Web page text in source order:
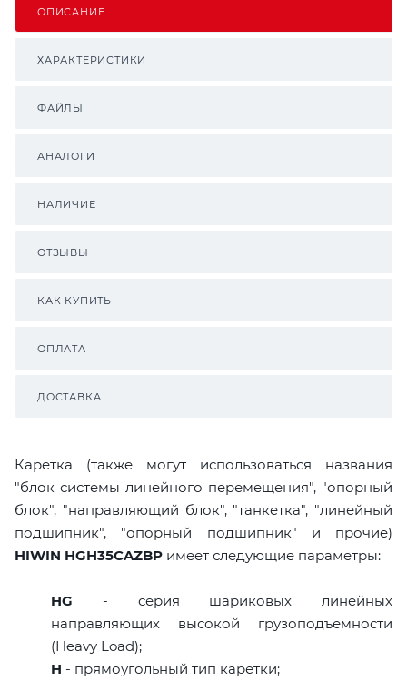
ОПИСАНИЕ
ХАРАКТЕРИСТИКИ
ФАЙЛЫ
АНАЛОГИ
НАЛИЧИЕ
ОТЗЫВЫ
КАК КУПИТЬ
ОПЛАТА
ДОСТАВКА
Каретка (также могут использоваться названия
"блок системы линейного перемещения", "опорный
блок", "направляющий блок", "танкетка", "линейный
подшипник", "опорный подшипник" и прочие)
HIWIN HGH35CAZBP имеет следующие параметры:
HG - серия шариковых линейных
направляющих высокой грузоподъемности
(Heavy Load);
H - прямоугольный тип каретки;